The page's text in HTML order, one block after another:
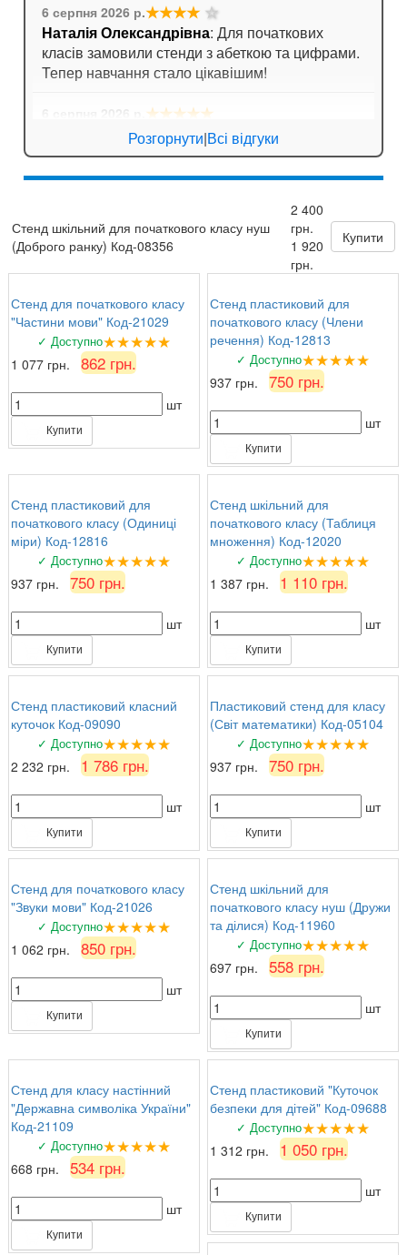
6 серпня 2026 р.★★★★ ☆
Наталія Олександрівна: Для початкових
класів замовили стенди з абеткою та цифрами.
Тепер навчання стало цікавішим!
★★★★★
Ігор Лозовий: Стенди для спортивної зали
яскраві, мотивують дітей займатися спортом!
: Потішило, що можна замовити
табличку за індивідуальним ескізом!
Розгорнути|Всі відгуки
Стенд шкільний для початкового класу нуш
(Доброго ранку) Код-08356
2 400
грн.
1 920
грн.
Купити
Стенд для початкового класу
"Частини мови" Код-21029
✓ Доступно★★★★★
1 077 грн. 862 грн.
шт
Купити
Стенд пластиковий для
початкового класу (Члени
речення) Код-12813
✓ Доступно★★★★★
937 грн. 750 грн.
шт
Купити
Стенд пластиковий для
початкового класу (Одиниці
міри) Код-12816
✓ Доступно★★★★★
937 грн. 750 грн.
шт
Купити
Стенд шкільний для
початкового класу (Таблиця
множення) Код-12020
✓ Доступно★★★★★
1 387 грн. 1 110 грн.
шт
Купити
Стенд пластиковий класний
куточок Код-09090
✓ Доступно★★★★★
2 232 грн. 1 786 грн.
шт
Купити
Пластиковий стенд для класу
(Світ математики) Код-05104
✓ Доступно★★★★★
937 грн. 750 грн.
шт
Купити
Стенд для початкового класу
"Звуки мови" Код-21026
✓ Доступно★★★★★
1 062 грн. 850 грн.
шт
Купити
Стенд шкільний для
початкового класу нуш (Дружи
та ділися) Код-11960
✓ Доступно★★★★★
697 грн. 558 грн.
шт
Купити
Стенд для класу настінний
"Державна символіка України"
Код-21109
✓ Доступно★★★★★
668 грн. 534 грн.
шт
Купити
Стенд пластиковий "Куточок
безпеки для дітей" Код-09688
✓ Доступно★★★★★
1 312 грн. 1 050 грн.
шт
Купити